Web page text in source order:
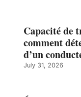
Capacité de
comment
d’un
July 31, 2026